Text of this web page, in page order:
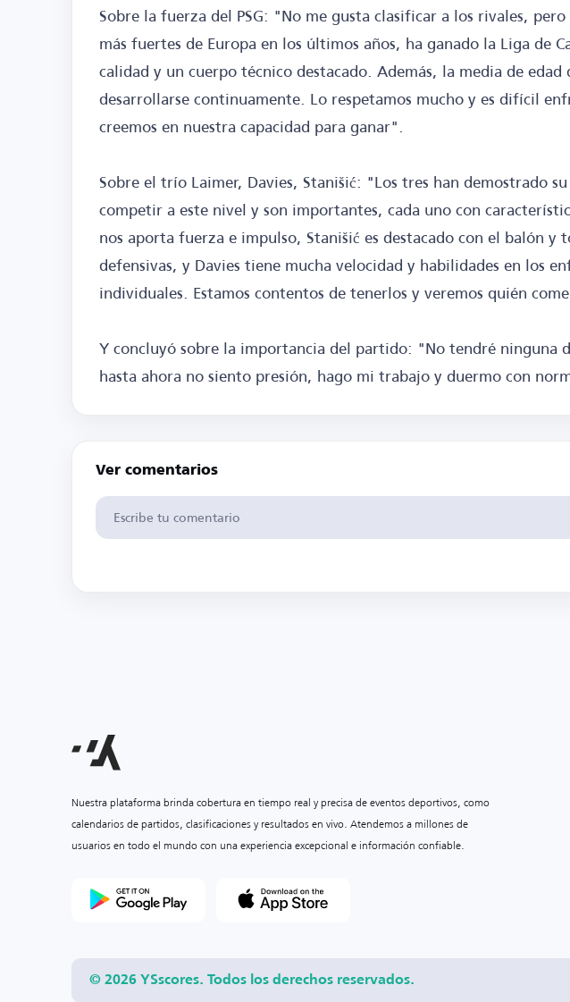
Sobre la fuerza del PSG: "No me gusta clasificar a los rivales,
más fuertes de Europa en los últimos años, ha ganado la Liga de
calidad y un cuerpo técnico destacado. Además, la media de
desarrollarse continuamente. Lo respetamos mucho y es difícil
creemos en nuestra capacidad para ganar".
Sobre el trío Laimer, Davies, Stanišić: "Los tres han demostrado
competir a este nivel y son importantes, cada uno con
nos aporta fuerza e impulso, Stanišić es destacado con el balón y
defensivas, y Davies tiene mucha velocidad y habilidades en los
individuales. Estamos contentos de tenerlos y veremos quién
Y concluyó sobre la importancia del partido: "No tendré ninguna
hasta ahora no siento presión, hago mi trabajo y duermo con
Ver comentarios
Nuestra plataforma brinda cobertura en tiempo real y precisa de eventos deportivos, como
calendarios de partidos, clasificaciones y resultados en vivo. Atendemos a millones de
usuarios en todo el mundo con una experiencia excepcional e información confiable.
© 2026 YSscores. Todos los derechos reservados.